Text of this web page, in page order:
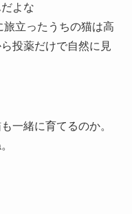
よな
立ったうちの猫は高
投薬だけで自然に見
一緒に育てるのか。